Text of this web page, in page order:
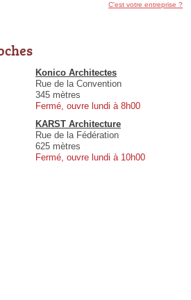
C'est votre entreprise ?
Konico Architectes
Rue de la Convention
345 mètres
Fermé, ouvre lundi à 8h00
KARST Architecture
Rue de la Fédération
625 mètres
Fermé, ouvre lundi à 10h00